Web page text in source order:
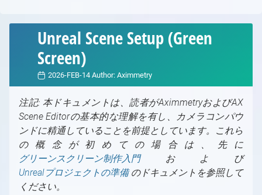
バーチャルプロダクションワークフロー
バーチャルプロダクションの定義とそのメリット
バーチャルプロダクション用の異なるスタジオ
バーチャルプロダクション用の異なるスタジオ
の概要
スタジオ計画
グリーンスクリーン
LEDウォール
AR（拡張現実）
固定カメラか移動カメラか？
どのAximmetryが最適か
Aximmetry エディション
Aximmetry レンダリング・コンポーネント
Aximmetry ソフトウェアパッケージ
必要なライセンス数は？
ソフトウェアバージョン履歴
対応ハードウェア
対応ハードウェアの概要
PC
ソフトウェア環境
対応GPU
キャプチャカード
プロフェッショナルカメラとオブジェクトトラ
ッキングシステム
トラッキングシステム
インターフェース
Aximmetry の開始方法
これから始めるAximmetry入門
Aximmetry を使用するユーザー
Aximmetryのインストールする方法
Aximmetry Composer
バーチャルプロダクション用の入力/出力の設定
バーチャルプロダクション用の入力/出力の設定
の概要
デバイスマッピング
トラッキング
トラッキングの概要
トラッキングシステムとは何か、その用途は？
グラフィックとバーチャルアセットの取得
グラフィックとバーチャルアセットの取得の概
グリーンスクリーン制作
Unreal Scene Setup (Green
Screen)
2026-FEB-14 Author: Aximmetry
注記: 本ドキュメントは、読者がAximmetryおよびAX
Scene Editorの基本的な理解を有し、カメラコンパウ
ンドに精通していることを前提としています。これら
の概念が初めての場合は、先に
グリーンスクリーン制作入門および
Unrealプロジェクトの準備 のドキュメントを参照して
ください。